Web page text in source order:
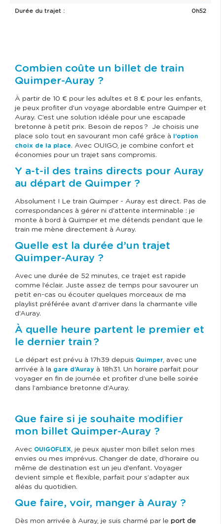
Durée du trajet : 0h52
Combien coûte un billet de train
Quimper-Auray ?
À partir de 10 € pour les adultes et 8 € pour les enfants,
je peux profiter d’un voyage abordable entre Quimper et
Auray. C’est une solution idéale pour une escapade
bretonne à petit prix. Besoin de repos ? Je choisis une
place solo tout en savourant mon café grâce à l’option
choix de la place. Avec OUIGO, je combine confort et
économies pour un trajet sans compromis.
Y a-t-il des trains directs pour Auray
au départ de Quimper ?
Absolument ! Le train Quimper - Auray est direct. Pas de
correspondances à gérer ni d’attente interminable : je
monte à bord à Quimper et me détends pendant que le
train me mène directement à Auray.
Quelle est la durée d’un trajet
Quimper-Auray ?
Avec une durée de 52 minutes, ce trajet est rapide
comme l’éclair. Juste assez de temps pour savourer un
petit en-cas ou écouter quelques morceaux de ma
playlist préférée avant d’arriver dans la charmante ville
d’Auray.
À quelle heure partent le premier et
le dernier train ?
Le départ est prévu à 17h39 depuis Quimper, avec une
arrivée à la gare d’Auray à 18h31. Un horaire parfait pour
voyager en fin de journée et profiter d’une belle soirée
dans l’ambiance bretonne d’Auray.
Que faire si je souhaite modifier
mon billet Quimper-Auray ?
Avec OUIGOFLEX, je peux ajuster mon billet selon mes
envies ou mes imprévus. Changer de date, d’horaire ou
même de destination est un jeu d’enfant. Voyager
devient simple et flexible, parfait pour s’adapter aux
aléas du quotidien.
Que faire, voir, manger à Auray ?
Dès mon arrivée à Auray, je suis charmé par le port de